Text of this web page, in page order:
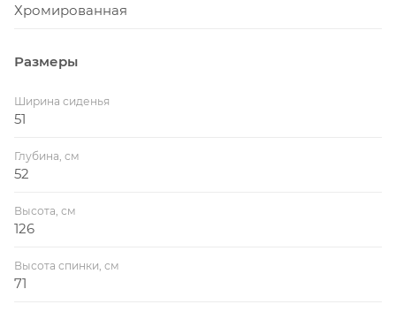
Хромированная
Размеры
Ширина сиденья
51
Глубина, см
52
Высота, см
126
Высота спинки, см
71